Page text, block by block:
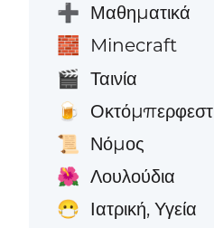
➕ Μαθηματικά
🧱 Minecraft
🎬 Ταινία
🍺 Οκτόμπερφεστ
📜 Νόμος
🌺 Λουλούδια
😷 Ιατρική, Υγεία